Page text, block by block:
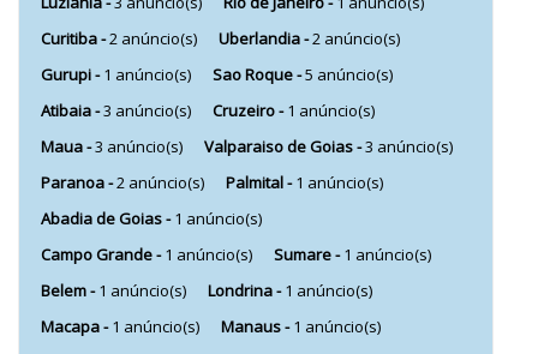
Curitiba -2 anúncio(s) Uberlandia -2 anúncio(s)
Gurupi -1 anúncio(s) Sao Roque -5 anúncio(s)
Atibaia -3 anúncio(s) Cruzeiro -1 anúncio(s)
Maua -3 anúncio(s) Valparaiso de Goias -3 anúncio(s)
Paranoa -2 anúncio(s) Palmital -1 anúncio(s)
Abadia de Goias -1 anúncio(s)
Campo Grande -1 anúncio(s) Sumare -1 anúncio(s)
Belem -1 anúncio(s) Londrina -1 anúncio(s)
Macapa -1 anúncio(s) Manaus -1 anúncio(s)